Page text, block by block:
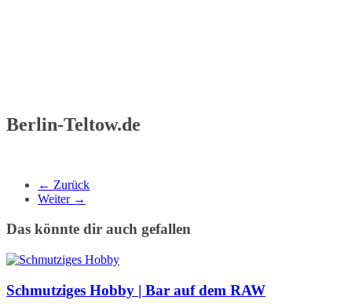
Berlin-Teltow.de
← Zurück
Weiter →
Das könnte dir auch gefallen
Schmutziges Hobby | Bar auf dem RAW